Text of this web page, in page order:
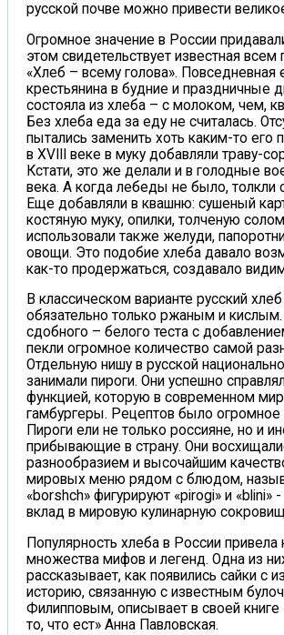
русской почве можно привести
Огромное значение в России
этом свидетельствует известная всем
«Хлеб – всему голова». Повседневная
крестьянина в будние и праздничные
состояла из хлеба – с молоком, чем,
Без хлеба еда за еду не считалась.
пытались заменить хоть каким-то
в XVIII веке в муку добавляли траву-
Кстати, это же делали и в голодные
века. А когда лебеды не было, толкли
Еще добавляли в квашню: сушеный
костяную муку, опилки, толченую
использовали также желуди,
овощи. Это подобие хлеба давало
как-то продержаться, создавало
В классическом варианте русский
обязательно только ржаным и кислым.
сдобного – белого теста с
пекли огромное количество самой
Отдельную нишу в русской
занимали пироги. Они успешно
функцией, которую в современном
гамбургеры. Рецептов было огромное
Пироги ели не только россияне, но и
прибывающие в страну. Они
разнообразием и высочайшим
мировых меню рядом с блюдом,
«borshch» фигурируют «pirogi» и «blini»
вклад в мировую кулинарную
Популярность хлеба в России
множества мифов и легенд. Одна из
рассказывает, как появились сайки с
историю, связанную с известным
Филипповым, описывает в своей книге
то, что ест» Анна Павловская.